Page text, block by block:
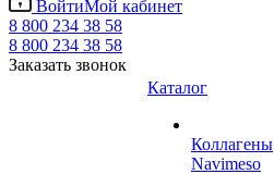
ВойтиМой кабинет
8 800 234 38 58
8 800 234 38 58
Заказать звонок
Каталог
Коллагены
Navimeso